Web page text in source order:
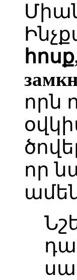
որն
որ